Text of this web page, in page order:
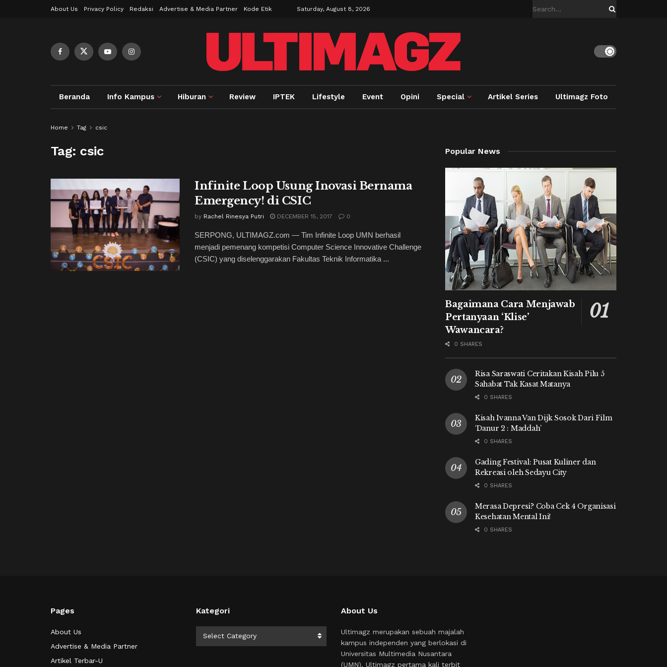
About Us Privacy Policy Redaksi Advertise & Media Partner Kode Etik Saturday, August 8, 2026
Beranda Info Kampus Hiburan Review IPTEK Lifestyle Event Opini Special Artikel Series Ultimagz Foto
Home Tag csic
Tag: csic
Infinite Loop Usung Inovasi Bernama
Emergency! di CSIC
by Rachel Rinesya Putri DECEMBER 15, 2017 0
SERPONG, ULTIMAGZ.com — Tim Infinite Loop UMN berhasil
menjadi pemenang kompetisi Computer Science Innovative Challenge
(CSIC) yang diselenggarakan Fakultas Teknik Informatika ...
Popular News
Bagaimana Cara Menjawab
Pertanyaan ‘Klise’
Wawancara?
0 SHARES
Risa Saraswati Ceritakan Kisah Pilu 5
Sahabat Tak Kasat Matanya
0 SHARES
Kisah Ivanna Van Dijk Sosok Dari Film
‘Danur 2 : Maddah’
0 SHARES
Gading Festival: Pusat Kuliner dan
Rekreasi oleh Sedayu City
0 SHARES
Merasa Depresi? Coba Cek 4 Organisasi
Kesehatan Mental Ini!
0 SHARES
Pages
About Us
Advertise & Media Partner
Artikel Terbar-U
Kategori
Select Category
About Us
Ultimagz merupakan sebuah majalah
kampus independen yang berlokasi di
Universitas Multimedia Nusantara
(UMN). Ultimagz pertama kali terbit